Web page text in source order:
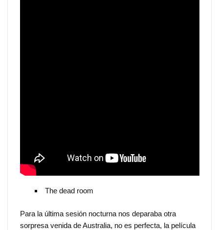
The dead room
Para la última sesión nocturna nos deparaba otra
sorpresa venida de Australia, no es perfecta, la película